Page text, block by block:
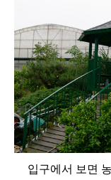
입구에서 보면